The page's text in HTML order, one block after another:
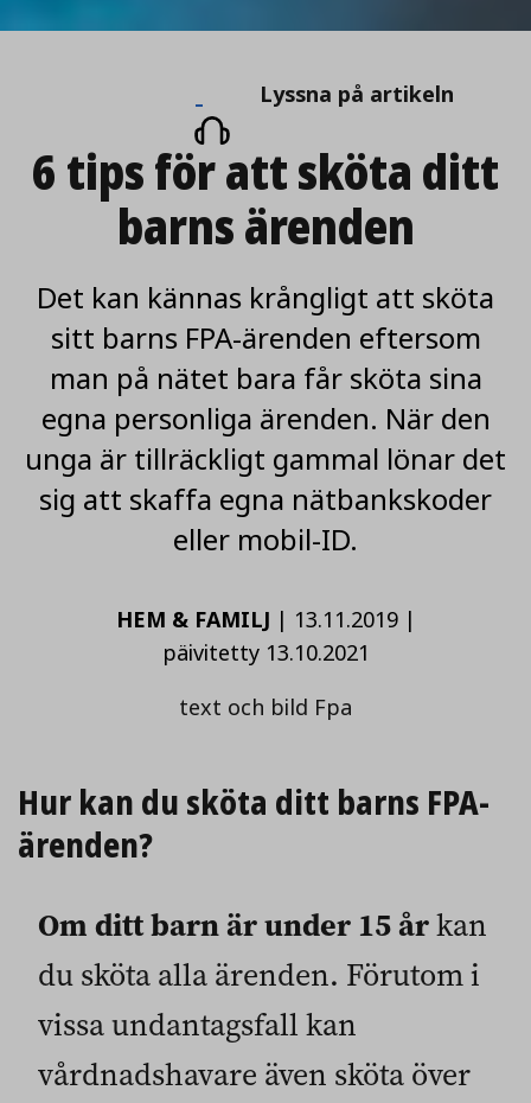
Lyssna
på
artikeln
Lyssna på artikeln
6 tips för att sköta ditt
barns ärenden
Det kan kännas krångligt att sköta
sitt barns FPA-ärenden eftersom
man på nätet bara får sköta sina
egna personliga ärenden. När den
unga är tillräckligt gammal lönar det
sig att skaffa egna nätbankskoder
eller mobil-ID.
HEM & FAMILJ | 13.11.2019|
päivitetty 13.10.2021
text och bild Fpa
Hur kan du sköta ditt barns FPA-
ärenden?
Om ditt barn är under 15 årkan
du sköta alla ärenden. Förutom i
vissa undantagsfall kan
vårdnadshavare även sköta över